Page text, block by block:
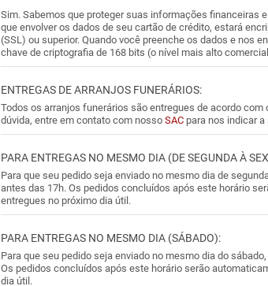
Sim. Sabemos que proteger suas informações financeiras
que envolver os dados de seu cartão de crédito, estará
(SSL) ou superior. Quando você preenche os dados e nos
chave de criptografia de 168 bits (o nível mais alto
ENTREGAS DE ARRANJOS FUNERÁRIOS:
Todos os arranjos funerários são entregues de acordo
dúvida, entre em contato com nosso SAC para nos indicar
PARA ENTREGAS NO MESMO DIA (DE SEGUNDA À
Para que seu pedido seja enviado no mesmo dia de
antes das 17h. Os pedidos concluídos após este horário
entregues no próximo dia útil.
PARA ENTREGAS NO MESMO DIA (SÁBADO):
Para que seu pedido seja enviado no mesmo dia do
Os pedidos concluídos após este horário serão
dia útil.